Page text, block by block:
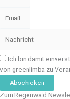
Ich bin damit
von greenlimba zu
Abschicken
Zum Regenwald